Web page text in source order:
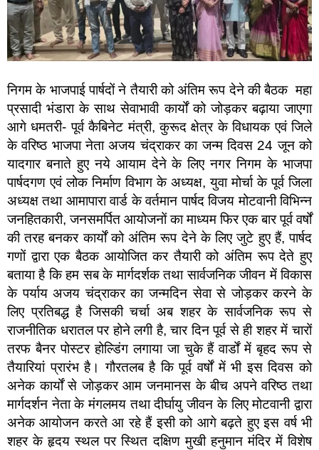
निगम के भाजपाई पार्षदों ने तैयारी को अंतिम रूप देने की बैठक महा
प्रसादी भंडारा के साथ सेवाभावी कार्यों को जोड़कर बढ़ाया जाएगा
आगे धमतरी- पूर्व कैबिनेट मंत्री, कुरूद क्षेत्र के विधायक एवं जिले
के वरिष्ठ भाजपा नेता अजय चंद्राकर का जन्म दिवस 24 जून को
यादगार बनाते हुए नये आयाम देने के लिए नगर निगम के भाजपा
पार्षदगण एवं लोक निर्माण विभाग के अध्यक्ष, युवा मोर्चा के पूर्व जिला
अध्यक्ष तथा आमापारा वार्ड के वर्तमान पार्षद विजय मोटवानी विभिन्न
जनहितकारी, जनसमर्पित आयोजनों का माध्यम फिर एक बार पूर्व वर्षों
की तरह बनकर कार्यों को अंतिम रूप देने के लिए जुटे हुए हैं, पार्षद
गणों द्वारा एक बैठक आयोजित कर तैयारी को अंतिम रूप देते हुए
बताया है कि हम सब के मार्गदर्शक तथा सार्वजनिक जीवन में विकास
के पर्याय अजय चंद्राकर का जन्मदिन सेवा से जोड़कर करने के
लिए प्रतिबद्ध है जिसकी चर्चा अब शहर के सार्वजनिक रूप से
राजनीतिक धरातल पर होने लगी है, चार दिन पूर्व से ही शहर में चारों
तरफ बैनर पोस्टर होल्डिंग लगाया जा चुके हैं वार्डों में बृहद रूप से
तैयारियां प्रारंभ है। गौरतलब है कि पूर्व वर्षों में भी इस दिवस को
अनेक कार्यों से जोड़कर आम जनमानस के बीच अपने वरिष्ठ तथा
मार्गदर्शन नेता के मंगलमय तथा दीर्घायु जीवन के लिए मोटवानी द्वारा
अनेक आयोजन करते आ रहे हैं इसी को आगे बढ़ते हुए इस वर्ष भी
शहर के हृदय स्थल पर स्थित दक्षिण मुखी हनुमान मंदिर में विशेष